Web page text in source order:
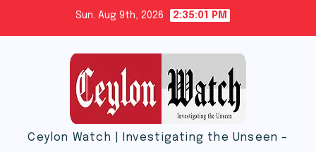
Sun. Aug 9th, 2026 2:35:02 PM
Ceylon Watch | Investigating the Unseen –